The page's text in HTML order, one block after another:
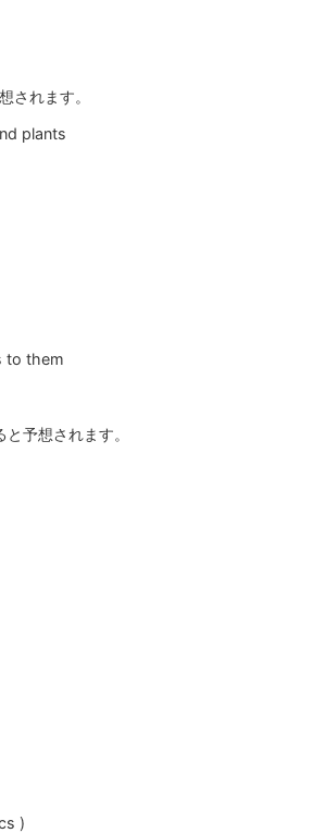
されます。
plants
to them
予想されます。
)